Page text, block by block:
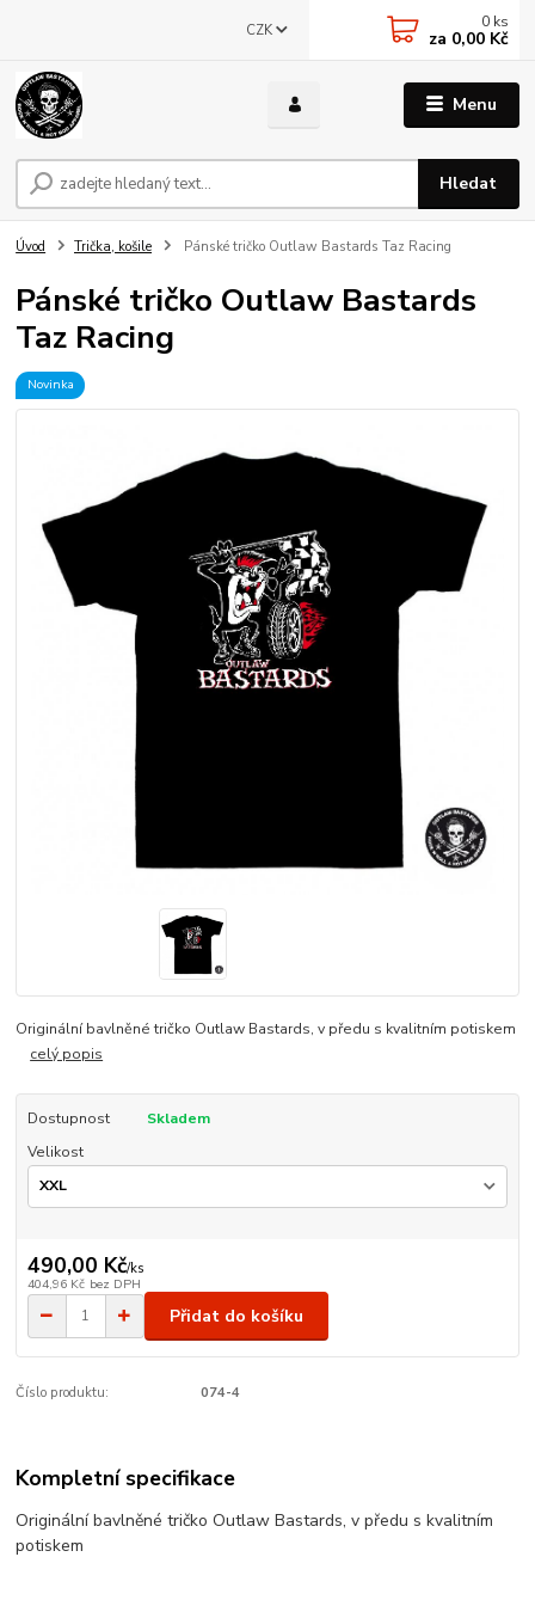
Menu
CZK
Hledat
0 ks
za 0,00 Kč
Úvod Trička, košile Pánské tričko Outlaw Bastards Taz Racing
Pánské tričko Outlaw Bastards
Taz Racing
Novinka
Originální bavlněné tričko Outlaw Bastards, v předu s kvalitním potiskem
celý popis
Dostupnost
Skladem
Velikost
490,00 Kč/ks
404,96 Kč bez DPH
Přidat do košíku
Číslo produktu: 074-4
Kompletní specifikace
Originální bavlněné tričko Outlaw Bastards, v předu s kvalitním
potiskem